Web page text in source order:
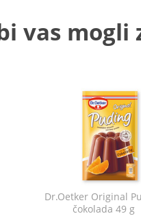
vas mogli
Dr.Oetker Original
čokolada 49 g